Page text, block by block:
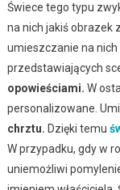
Świece tego typu
na nich jakiś obrazek z
umieszczanie na
przedstawiających
opowieściami. W
personalizowane.
chrztu. Dzięki temu
W przypadku, gdy w
uniemożliwi